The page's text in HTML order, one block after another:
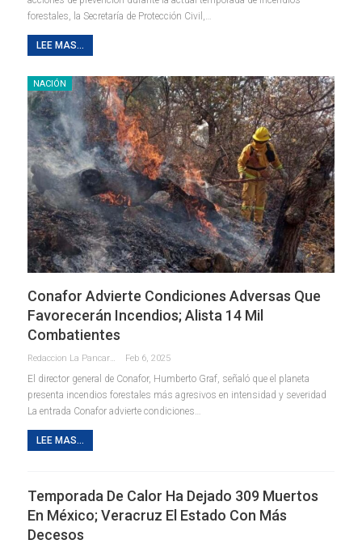
forestales, la Secretaría de Protección Civil,
LEE MAS...
NACIÓN
Conafor Advierte Condiciones Adversas Que
Favorecerán Incendios; Alista 14 Mil
Combatientes
Redaccion La Pancarta De Quintana Roo Feb 6, 2025
El director general de Conafor, Humberto Graf, señaló que el planeta
presenta incendios forestales más agresivos en intensidad y severidad
La entrada Conafor advierte condiciones…
LEE MAS...
Temporada De Calor Ha Dejado 309 Muertos
En México; Veracruz El Estado Con Más
Decesos